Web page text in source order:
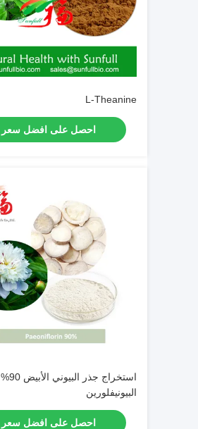
L-Theanine
احصل على افضل سعر
استخراج جذر البيوني الأبيض 90%
البيونيفلورين
احصل على افضل سعر